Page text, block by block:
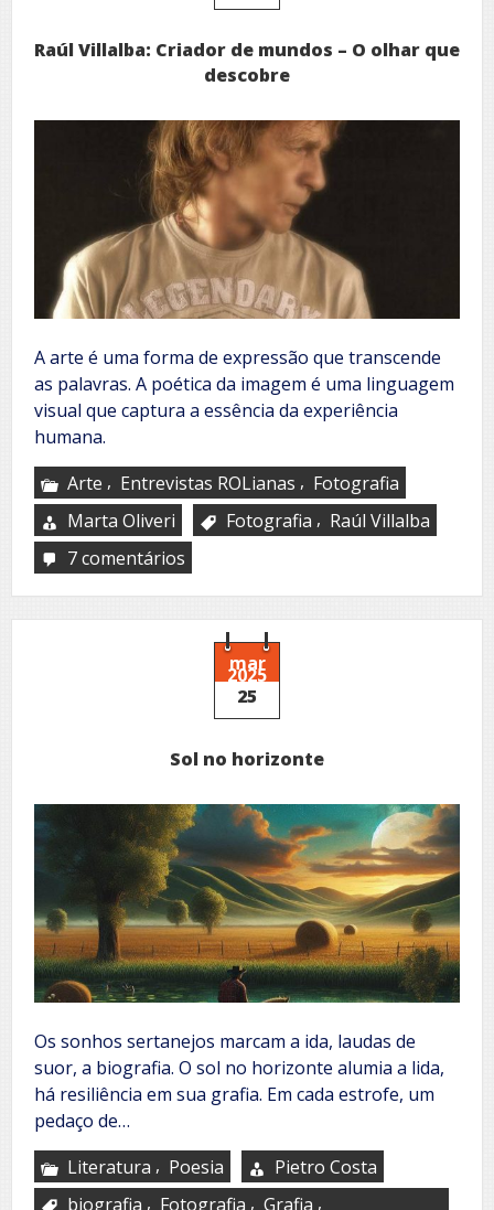
Raúl Villalba: Criador de mundos – O olhar que
descobre
A arte é uma forma de expressão que transcende
as palavras. A poética da imagem é uma linguagem
visual que captura a essência da experiência
humana.
Arte , Entrevistas ROLianas , Fotografia
Marta Oliveri
Fotografia , Raúl Villalba
7 comentários
Villalba:
Criador
mundos
olhar
descobre
mar
2025
25
Sol no horizonte
Os sonhos sertanejos marcam a ida, laudas de
suor, a biografia. O sol no horizonte alumia a lida,
há resiliência em sua grafia. Em cada estrofe, um
pedaço de…
Literatura , Poesia
Pietro Costa
biografia , Fotografia , Grafia ,